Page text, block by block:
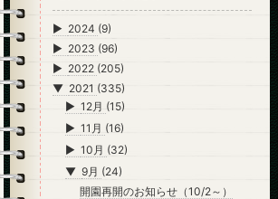
► 2024 (9)
► 2023 (96)
► 2022 (205)
▼ 2021 (335)
►12月 (15)
►11月 (16)
►10月 (32)
▼9月 (24)
開園再開のお知らせ（10/2～）